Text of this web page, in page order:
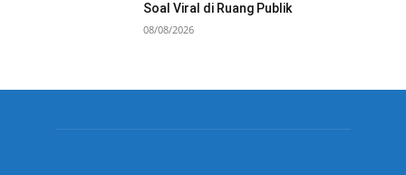
Soal Viral di Ruang Publik
08/08/2026